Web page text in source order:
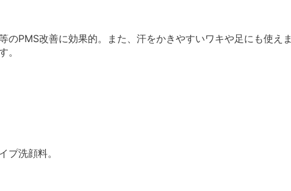
PMS改善に効果的。また、汗をかきやすいワキや足にも使えま
。
プ洗顔料。